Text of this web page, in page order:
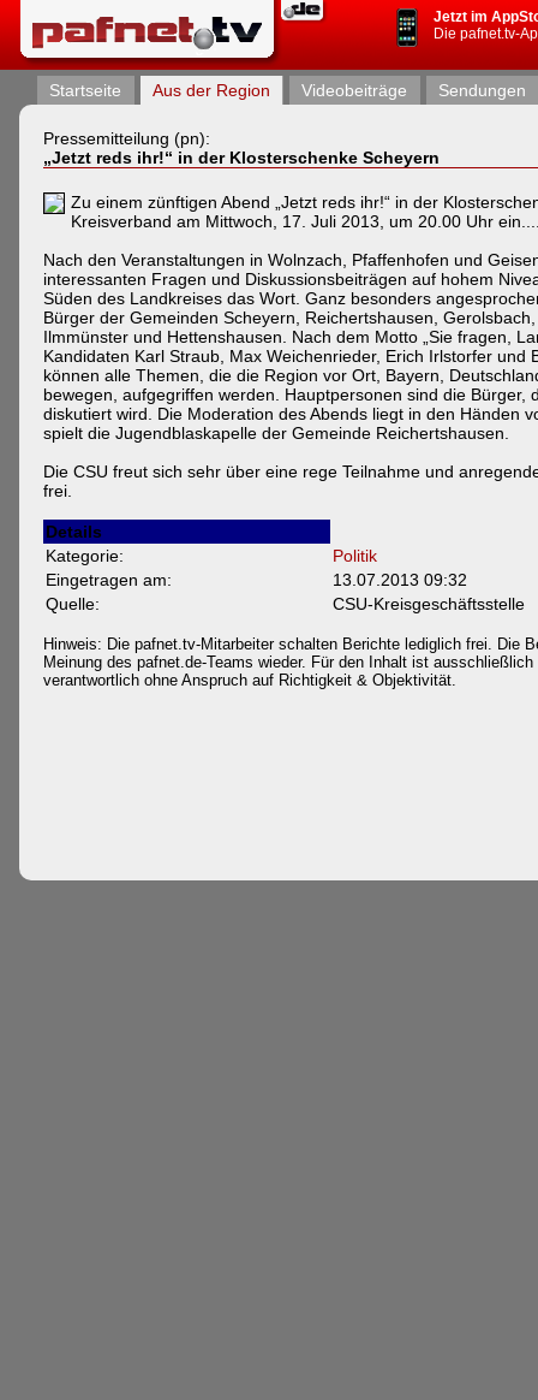
Jetzt im
Die pafnet.tv-
Startseite Aus der Region Videobeiträge Sendungen
Pressemitteilung (pn):
„Jetzt reds ihr!“ in der Klosterschenke Scheyern
Zu einem zünftigen Abend „Jetzt reds ihr!“ in der
Kreisverband am Mittwoch, 17. Juli 2013, um 20.00 Uhr
Nach den Veranstaltungen in Wolnzach, Pfaffenhofen und
interessanten Fragen und Diskussionsbeiträgen auf hohem
Süden des Landkreises das Wort. Ganz besonders
Bürger der Gemeinden Scheyern, Reichertshausen,
Ilmmünster und Hettenshausen. Nach dem Motto „Sie fragen,
Kandidaten Karl Straub, Max Weichenrieder, Erich Irlstorfer und
können alle Themen, die die Region vor Ort, Bayern,
bewegen, aufgegriffen werden. Hauptpersonen sind die Bürger,
diskutiert wird. Die Moderation des Abends liegt in den Händen
spielt die Jugendblaskapelle der Gemeinde Reichertshausen.
Die CSU freut sich sehr über eine rege Teilnahme und
frei.
Details
Kategorie:
Politik
Eingetragen am:
13.07.2013 09:32
Quelle:
CSU-Kreisgeschäftsstelle
Hinweis: Die pafnet.tv-Mitarbeiter schalten Berichte lediglich frei. Die
Meinung des pafnet.de-Teams wieder. Für den Inhalt ist
verantwortlich ohne Anspruch auf Richtigkeit & Objektivität.